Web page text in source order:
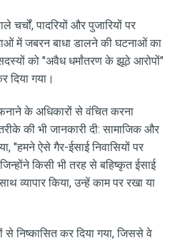
पादरियों और पुजारियों पर
में जबरन बाधा डालने की घटनाओं का
को "अवैध धर्मांतरण के झूठे आरोपों"
दिया गया।
के अधिकारों से वंचित करना
की भी जानकारी दी: सामाजिक और
"हमने ऐसे गैर-ईसाई निवासियों पर
किसी भी तरह से बहिष्कृत ईसाई
व्यापार किया, उन्हें काम पर रखा या
से निष्कासित कर दिया गया, जिससे वे